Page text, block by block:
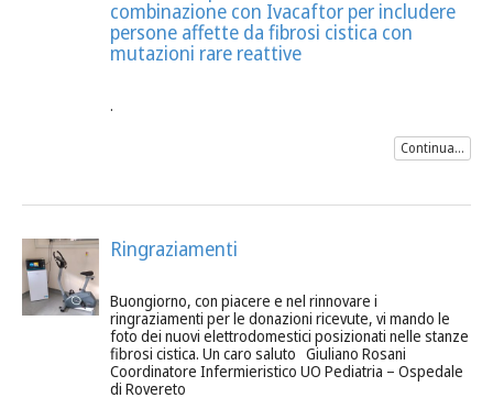
combinazione con Ivacaftor per includere
persone affette da fibrosi cistica con
mutazioni rare reattive
.
Continua...
Ringraziamenti
Buongiorno, con piacere e nel rinnovare i
ringraziamenti per le donazioni ricevute, vi mando le
foto dei nuovi elettrodomestici posizionati nelle stanze
fibrosi cistica. Un caro saluto Giuliano Rosani
Coordinatore Infermieristico UO Pediatria – Ospedale
di Rovereto